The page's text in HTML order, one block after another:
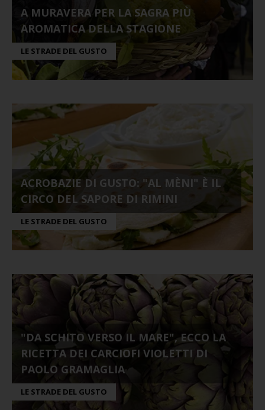
A MURAVERA PER LA SAGRA PIÙ
AROMATICA DELLA STAGIONE
LE STRADE DEL GUSTO
ACROBAZIE DI GUSTO: "AL MÈNI" È IL
CIRCO DEL SAPORE DI RIMINI
LE STRADE DEL GUSTO
"DA SCHITO VERSO IL MARE", ECCO LA
RICETTA DEI CARCIOFI VIOLETTI DI
PAOLO GRAMAGLIA
LE STRADE DEL GUSTO